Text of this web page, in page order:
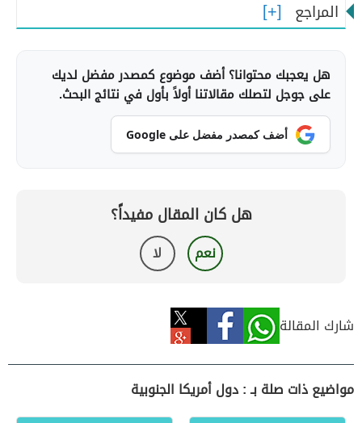
المراجع
هل يعجبك محتوانا؟ أضف موضوع كمصدر مفضل لديك
على جوجل لتصلك مقالاتنا أولاً بأول في نتائج البحث.
أضف كمصدر مفضل على Google
هل كان المقال مفيداً؟
نعم لا
شارك المقالة
مواضيع ذات صلة بـ : دول أمريكا الجنوبية